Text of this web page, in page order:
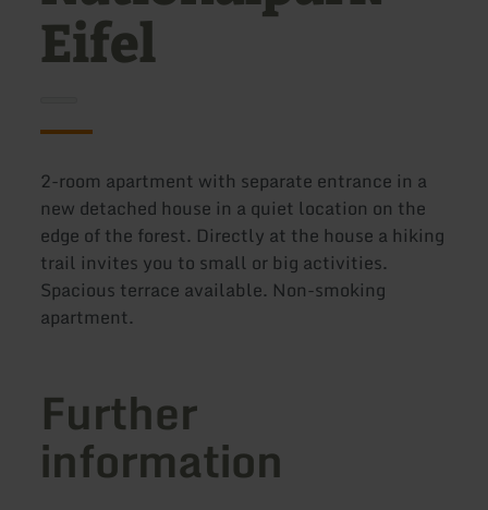
Eifel
2-room apartment with separate entrance in a
new detached house in a quiet location on the
edge of the forest. Directly at the house a hiking
trail invites you to small or big activities.
Spacious terrace available. Non-smoking
apartment.
Further
information